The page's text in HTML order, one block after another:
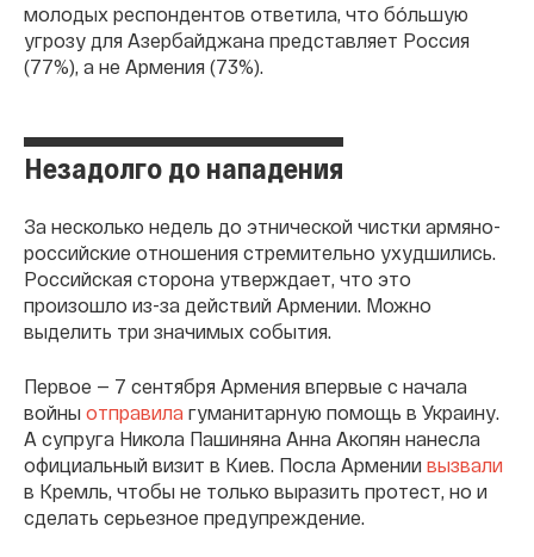
молодых респондентов ответила, что бóльшую
угрозу для Азербайджана представляет Россия
(77%), а не Армения (73%).
Незадолго до нападения
За несколько недель до этнической чистки армяно-
российские отношения стремительно ухудшились.
Российская сторона утверждает, что это
произошло из-за действий Армении. Можно
выделить три значимых события.
Первое — 7 сентября Армения впервые с начала
войны отправила гуманитарную помощь в Украину.
А супруга Никола Пашиняна Анна Акопян нанесла
официальный визит в Киев. Посла Армении вызвали
в Кремль, чтобы не только выразить протест, но и
сделать серьезное предупреждение.